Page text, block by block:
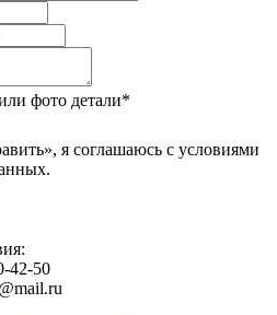
фото детали*
я соглашаюсь с условиями
42-50